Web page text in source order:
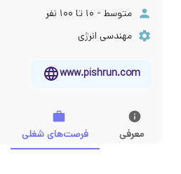
متوسط - ۱۰ تا ۱۰۰ نفر
مهندسی انرژی
www.pishrun.com
معرفی فرصت‌های شغلی